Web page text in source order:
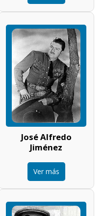
José Alfredo
Jiménez
Ver más